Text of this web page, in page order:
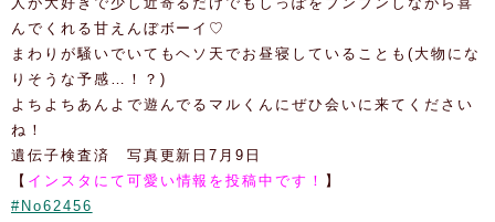
んでくれる甘えんぼボーイ♡
まわりが騒いでいてもヘソ天でお昼寝していることも(大物にな
りそうな予感…！？)
よちよちあんよで遊んでるマルくんにぜひ会いに来てください
ね！
遺伝子検査済 写真更新日7月9日
【 インスタにて可愛い情報を投稿中です！ 】
#No62456